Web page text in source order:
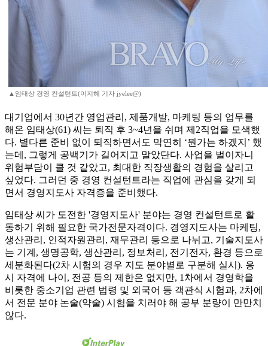
▲임태상 경영 컨설턴트(이지혜 기자 jyelee@)
대기업에서 30년간 영업관리, 제품개발, 마케팅 등의 업무를
해온 임태상(61) 씨는 퇴직 후 3~4년을 쉬며 제2직업을 모색했
다. 별다른 준비 없이 퇴직하면서도 막연히 ‘뭔가는 하겠지’ 했
는데, 그렇게 공백기가 길어지고 말았단다. 사업을 벌이자니
위험부담이 클 것 같았고, 최대한 직장생활의 경험을 살리고
싶었다. 그러던 중 경영 컨설턴트라는 직업에 관심을 갖게 되
면서 경영지도사 자격증을 준비했다.
임태상 씨가 도전한 '경영지도사' 분야는 경영 컨설턴트로 활
동하기 위해 필요한 국가전문자격이다. 경영지도사는 마케팅,
생산관리, 인적자원관리, 재무관리 등으로 나뉘고, 기술지도사
는 기계, 생명공학, 생산관리, 정보처리, 전기전자, 환경 등으로
세분화된다(2차 시험의 경우 지도 분야별로 구분해 실시). 응
시 자격에 나이, 전공 등의 제한은 없지만, 1차에서 경영학을
비롯한 중소기업 관련 법령 및 외국어 등 객관식 시험과, 2차에
서 전문 분야 논술(약술) 시험을 치러야 해 공부 분량이 만만치
않다.